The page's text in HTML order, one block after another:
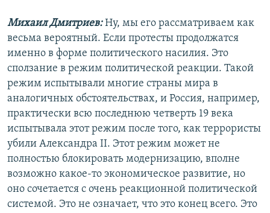
Михаил Дмитриев:Ну, мы его рассматриваем как
весьма вероятный. Если протесты продолжатся
именно в форме политического насилия. Это
сползание в режим политической реакции. Такой
режим испытывали многие страны мира в
аналогичных обстоятельствах, и Россия, например,
практически всю последнюю четверть 19 века
испытывала этот режим после того, как террористы
убили Александра II. Этот режим может не
полностью блокировать модернизацию, вполне
возможно какое-то экономическое развитие, но
оно сочетается с очень реакционной политической
системой. Это не означает, что это конец всего. Это